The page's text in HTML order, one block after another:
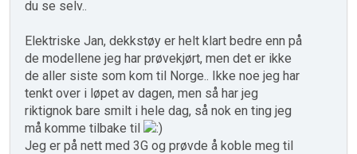
du se selv..
Elektriske Jan, dekkstøy er helt klart bedre enn på
de modellene jeg har prøvekjørt, men det er ikke
de aller siste som kom til Norge.. Ikke noe jeg har
tenkt over i løpet av dagen, men så har jeg
riktignok bare smilt i hele dag, så nok en ting jeg
må komme tilbake til
Jeg er på nett med 3G og prøvde å koble meg til